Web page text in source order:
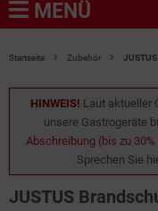
MENÜ
Startseite Zubehör
HINWEIS! Laut aktueller
unsere Gastrogeräte
Abschreibung (bis zu
Sprechen Sie
JUSTUS